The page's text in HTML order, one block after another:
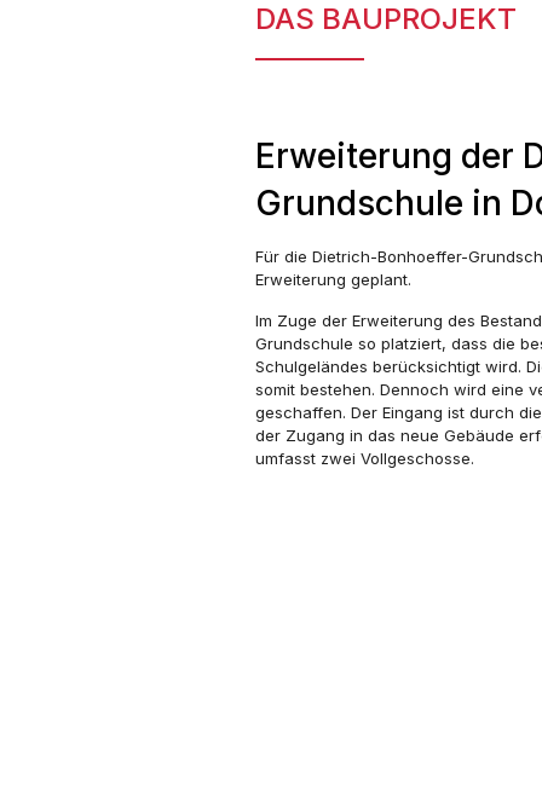
DAS BAUPROJEKT
Erweiterung der
Grundschule in
Für die Dietrich-Bonhoeffer-
Erweiterung geplant.
Im Zuge der Erweiterung des
Grundschule so platziert, dass die
Schulgeländes berücksichtigt wird.
somit bestehen. Dennoch wird eine
geschaffen. Der Eingang ist durch
der Zugang in das neue Gebäude
umfasst zwei Vollgeschosse.